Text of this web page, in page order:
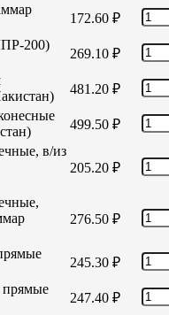
172.60 ₽
200)
269.10 ₽
481.20 ₽
499.50 ₽
в/из
205.20 ₽
276.50 ₽
245.30 ₽
247.40 ₽